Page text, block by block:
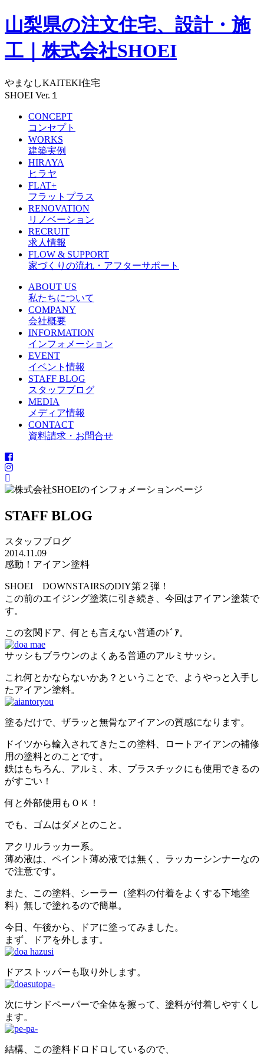
山梨県の注文住宅、設計・施
工｜株式会社SHOEI
やまなしKAITEKI住宅
SHOEI Ver.１
CONCEPT
コンセプト
WORKS
建築実例
HIRAYA
ヒラヤ
FLAT+
フラットプラス
RENOVATION
リノベーション
RECRUIT
求人情報
FLOW & SUPPORT
家づくりの流れ・アフターサポート
ABOUT US
私たちについて
COMPANY
会社概要
INFORMATION
インフォメーション
EVENT
イベント情報
STAFF BLOG
スタッフブログ
MEDIA
メディア情報
CONTACT
資料請求・お問合せ
STAFF BLOG
スタッフブログ
2014.11.09
感動！アイアン塗料
SHOEI DOWNSTAIRSのDIY第２弾！
この前のエイジング塗装に引き続き、今回はアイアン塗装で
す。
この玄関ドア、何とも言えない普通のﾄﾞｱ。
サッシもブラウンのよくある普通のアルミサッシ。
これ何とかならないかあ？ということで、ようやっと入手し
たアイアン塗料。
塗るだけで、ザラッと無骨なアイアンの質感になります。
ドイツから輸入されてきたこの塗料、ロートアイアンの補修
用の塗料とのことです。
鉄はもちろん、アルミ、木、プラスチックにも使用できるの
がすごい！
何と外部使用もＯＫ！
でも、ゴムはダメとのこと。
アクリルラッカー系。
薄め液は、ペイント薄め液では無く、ラッカーシンナーなの
で注意です。
また、この塗料、シーラー（塗料の付着をよくする下地塗
料）無しで塗れるので簡単。
今日、午後から、ドアに塗ってみました。
まず、ドアを外します。
ドアストッパーも取り外します。
次にサンドペーパーで全体を擦って、塗料が付着しやすくし
ます。
結構、この塗料ドロドロしているので、